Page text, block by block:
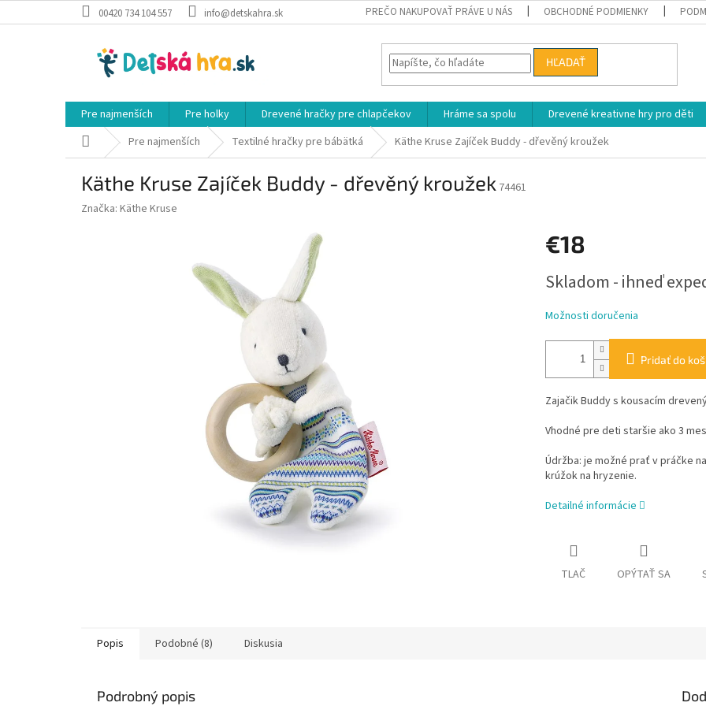
na
00420 734 104 557 info@detskahra.sk PREČO NAKUPOVAŤ PRÁVE U NÁS OBCHODNÉ PODMIENKY
HĽADAŤ
Pre najmenších Pre holky Drevené hračky pre chlapčekov Hráme sa spolu Drevené kreativne hry pro děti
DomovPre najmenších Textilné hračky pre bábätká Käthe Kruse Zajíček Buddy - dřevěný kroužek
Käthe Kruse Zajíček Buddy - dřevěný kroužek 74461
Značka: Käthe Kruse
€18
cena:
Skladom - ihneď
Možnosti doručenia
Pridať do
Zajačik Buddy s kousacím
Vhodné pre deti staršie ako 3
Údržba: je možné prať v práčke
krúžok na hryzenie.
Detailné informácie
TLAČ OPÝTAŤ SA
Popis Podobné (8) Diskusia
Podrobný popis